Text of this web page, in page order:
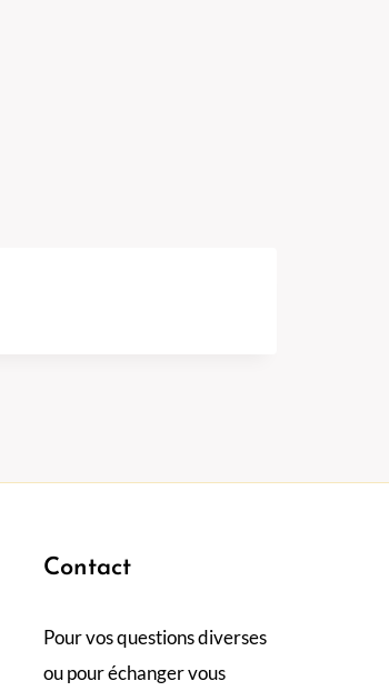
Contact
Pour vos questions diverses
ou pour échanger vous